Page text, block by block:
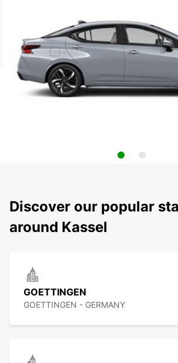
Discover our popular
around Kassel
GOETTINGEN
GOETTINGEN - GERMANY